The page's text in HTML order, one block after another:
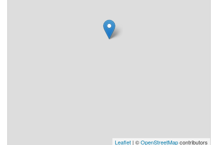
Leaflet | ©OpenStreetMapcontributors